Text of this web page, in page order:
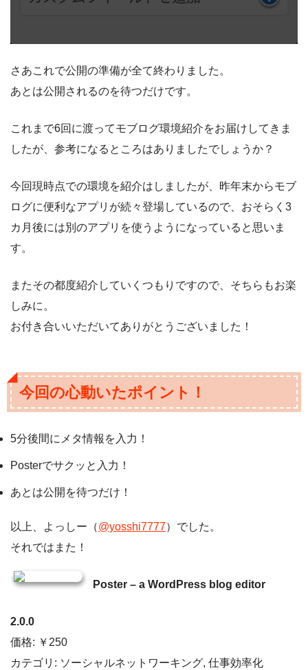
さあこれで公開の準備が全て終わりました。
あとは公開されるのを待つだけです。
これまで6回に渡ってモブログ環境紹介をお届けしてきま
したが、参考になるところはありましたでしょうか？
今回現時点での環境を紹介はしましたが、昨年末からモブ
ログに便利なアプリが続々登場しているので、おそらく3
カ月後には別のアプリを使うようになっていると思いま
す。
またその都度紹介していくつもりですので、そちらもお楽
しみに。
お付き合いいただいてありがとうございました！
今回の心動いたポイント！
5分後間にメタ情報を入力！
Posterでサクッと入力！
あとは公開を待つだけ！
以上、よっしー（@yosshi7777）でした。
それではまた！
Poster – a WordPress blog editor
2.0.0
価格: ￥250
カテゴリ: ソーシャルネットワーキング, 仕事効率化